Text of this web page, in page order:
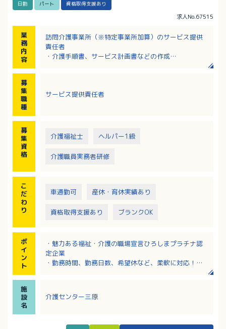
日勤 パート 資格取得支援あり
求人No.67515
業
務
内
容
訪問介護事業所（※特定事業所加算）のサービス提供
責任者
・介護手順書、サービス計画書などの作成
・スタッフの行動管理、統括
募
集
職
種
サービス提供責任者
募
集
資
格
介護福祉士 ヘルパー1級
介護職員実務者研修
こ
だ
わ
り
車通勤可 産休・育休実績あり
資格取得支援あり ブランクOK
ポ
イ
ン
ト
・魅力ある福祉・介護の職場宣言ひろしまプラチナ認
定企業
・勤務時間、勤務日数、希望休など、柔軟に対応！
・充実した職種別・階層別研修もあり、しっかりキャ
リアアップできます！
施
設
名
介護センター三原